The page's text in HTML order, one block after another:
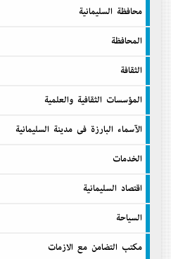
محافظة السليمانية
المحافظة
الثقافة
المؤسسات الثقافية والعلمية
الآسماء البارزة فى مدينة السليمانية
الخدمات
اقتصاد السليمانية
السیاحة
مكتب التضامن مع الازمات